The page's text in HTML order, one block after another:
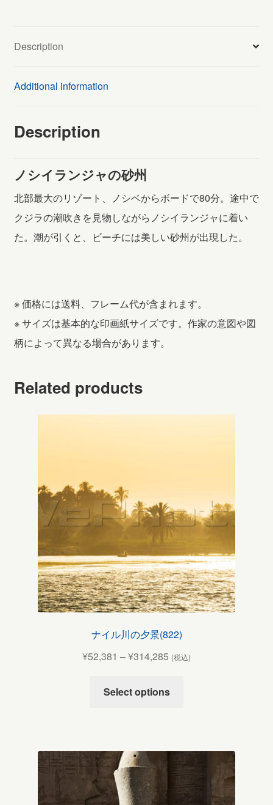
の
州
Description
Additional information
Description
ノシイランジャの砂州
北部最大のリゾート、ノシベからボードで80分。途中で
クジラの潮吹きを見物しながらノシイランジャに着い
た。潮が引くと、ビーチには美しい砂州が出現した。
※ 価格には送料、フレーム代が含まれます。
※ サイズは基本的な印画紙サイズです。作家の意図や図
柄によって異なる場合があります。
Related products
ナイル川の夕景(822)
¥52,381 –¥314,285 (税込)
Select options